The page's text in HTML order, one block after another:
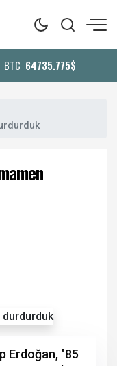
BTC 64735.775$
Erdoğan, "85